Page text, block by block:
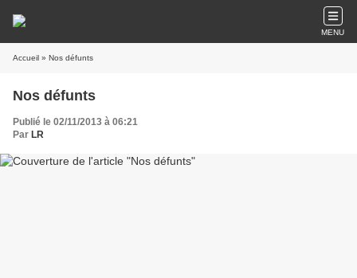
MENU
Accueil » Nos défunts
Nos défunts
Publié le 02/11/2013 à 06:21
Par LR